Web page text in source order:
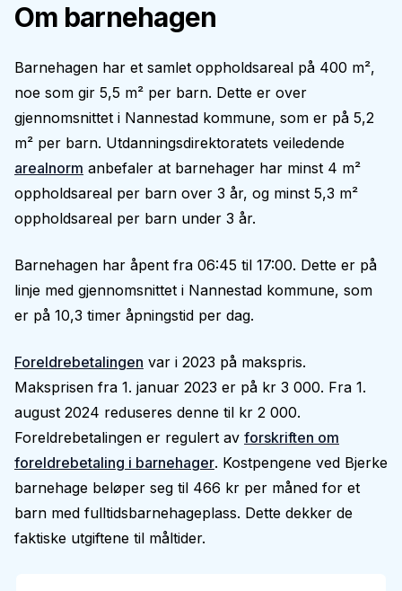
Om barnehagen
Barnehagen har et samlet oppholdsareal på 400 m²,
noe som gir 5,5 m² per barn. Dette er over
gjennomsnittet i Nannestad kommune, som er på 5,2
m² per barn. Utdanningsdirektoratets veiledende
arealnorm anbefaler at barnehager har minst 4 m²
oppholdsareal per barn over 3 år, og minst 5,3 m²
oppholdsareal per barn under 3 år.
Barnehagen har åpent fra 06:45 til 17:00. Dette er på
linje med gjennomsnittet i Nannestad kommune, som
er på 10,3 timer åpningstid per dag.
Foreldrebetalingen var i 2023 på makspris.
Maksprisen fra 1. januar 2023 er på kr 3 000. Fra 1.
august 2024 reduseres denne til kr 2 000.
Foreldrebetalingen er regulert av forskriften om
foreldrebetaling i barnehager. Kostpengene ved Bjerke
barnehage beløper seg til 466 kr per måned for et
barn med fulltidsbarnehageplass. Dette dekker de
faktiske utgiftene til måltider.